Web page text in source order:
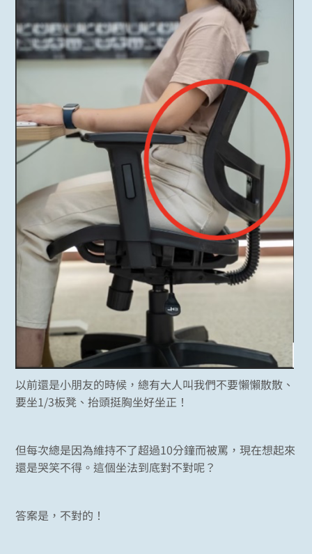
以前還是小朋友的時候，總有大人叫我們不要懶懶散散、
要坐1/3板凳、抬頭挺胸坐好坐正！
但每次總是因為維持不了超過10分鐘而被罵，現在想起來
還是哭笑不得。這個坐法到底對不對呢？
答案是，不對的！